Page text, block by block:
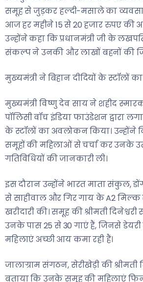
समूह से जुड़कर हल्दी-मसाले का
आज हर महीने 15 से 20 हजार रुपए की
उन्होंने कहा कि प्रधानमंत्री जी के
संकल्प ने उनकी और लाखों बहनों की
मुख्यमंत्री ने बिहान दीदियों के स्टॉलों
मुख्यमंत्री विष्णु देव साय ने शहीद
पॉलिसी वॉच इंडिया फाउंडेशन द्वारा
के स्टॉलों का अवलोकन किया। उन्होंने
समूहों की महिलाओं से चर्चा कर उनके
गतिविधियों की जानकारी ली।
इस दौरान उन्होंने भारत माता संकुल,
से साहीवाल और गिर गाय के A2 मिल्क
खरीदारी की। समूह की श्रीमती
उनके पास 25 से 30 गाएं हैं, जिनसे डेयरी
महिलाएं अच्छी आय कमा रही हैं।
जालाग्राम संगठन, सेरीखेड़ी की
बताया कि उनके समूह की महिलाएं